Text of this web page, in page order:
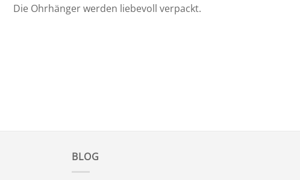
Die Ohrhänger werden liebevoll verpackt.
BLOG